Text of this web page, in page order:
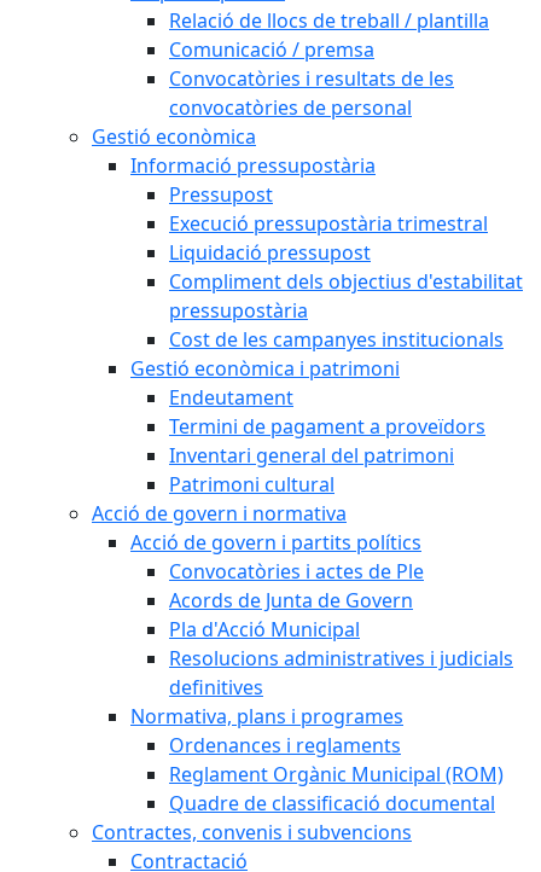
Relació de llocs de treball / plantilla
Comunicació / premsa
Convocatòries i resultats de les
convocatòries de personal
Gestió econòmica
Informació pressupostària
Pressupost
Execució pressupostària trimestral
Liquidació pressupost
Compliment dels objectius d'estabilitat
pressupostària
Cost de les campanyes institucionals
Gestió econòmica i patrimoni
Endeutament
Termini de pagament a proveïdors
Inventari general del patrimoni
Patrimoni cultural
Acció de govern i normativa
Acció de govern i partits polítics
Convocatòries i actes de Ple
Acords de Junta de Govern
Pla d'Acció Municipal
Resolucions administratives i judicials
definitives
Normativa, plans i programes
Ordenances i reglaments
Reglament Orgànic Municipal (ROM)
Quadre de classificació documental
Contractes, convenis i subvencions
Contractació